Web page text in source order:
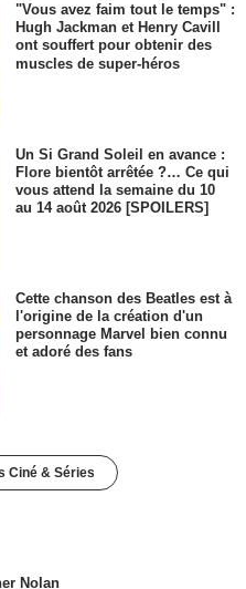
"Vous avez faim tout le temps" :
Hugh Jackman et Henry Cavill
ont souffert pour obtenir des
muscles de super-héros
Un Si Grand Soleil en avance :
Flore bientôt arrêtée ?… Ce qui
vous attend la semaine du 10
au 14 août 2026 [SPOILERS]
Cette chanson des Beatles est à
l'origine de la création d'un
personnage Marvel bien connu
et adoré des fans
Ciné & Séries
Nolan